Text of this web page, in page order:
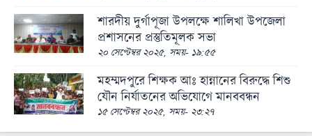
সাহিত্য
ও
সংস্কৃতি
পঞ্জিকা
অন্যরকম
শারদীয় দুর্গাপূজা উপলক্ষে শালিখা উপজেলা
প্রশাসনের প্রস্তুতিমূলক সভা
২০ সেপ্টেম্বর ২০২৫, সময়- ১৯:৫৫
মহম্মদপুরে শিক্ষক আঃ হান্নানের বিরুদ্ধে শিশু
যৌন নির্যাতনের অভিযোগে মানববন্ধন
১৫ সেপ্টেম্বর ২০২৫, সময়- ২৩:২৭